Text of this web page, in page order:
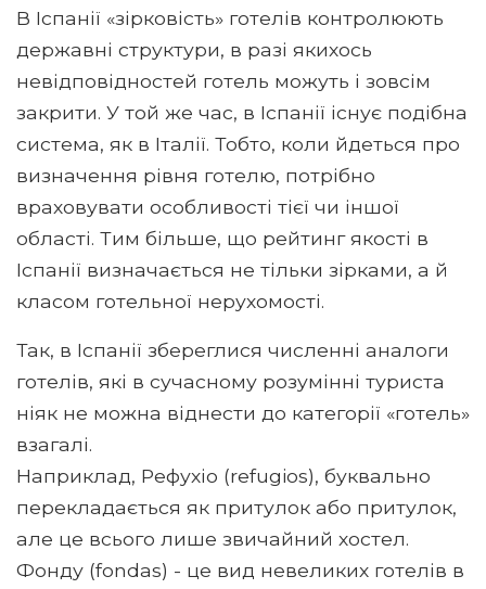
В Іспанії «зірковість» готелів контролюють
державні структури, в разі якихось
невідповідностей готель можуть і зовсім
закрити. У той же час, в Іспанії існує подібна
система, як в Італії. Тобто, коли йдеться про
визначення рівня готелю, потрібно
враховувати особливості тієї чи іншої
області. Тим більше, що рейтинг якості в
Іспанії визначається не тільки зірками, а й
класом готельної нерухомості.
Так, в Іспанії збереглися численні аналоги
готелів, які в сучасному розумінні туриста
ніяк не можна віднести до категорії «готель»
взагалі.
Наприклад, Рефухіо (refugios), буквально
перекладається як притулок або притулок,
але це всього лише звичайний хостел.
Фонду (fondas) - це вид невеликих готелів в